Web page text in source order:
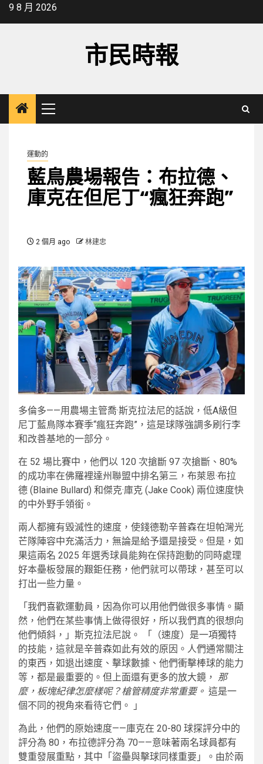
Skip9 8 月 2026
市民時報
Primary
Menu
運動的
藍鳥農場報告：布拉德、
庫克在但尼丁“瘋狂奔跑”
2 個月 ago 林建忠
多倫多——用農場主管喬·斯克拉法尼的話說，低A級但
尼丁藍鳥隊本賽季“瘋狂奔跑”，這是球隊強調多刷行李
和改善基地的一部分。
在 52 場比賽中，他們以 120 次搶斷 97 次搶斷、80%
的成功率在佛羅裡達州聯盟中排名第三，布萊恩·布拉
德 (Blaine Bullard) 和傑克·庫克 (Jake Cook) 兩位速度快
的中外野手領銜。
兩人都擁有毀滅性的速度，使錢德勒辛普森在坦帕灣光
芒隊陣容中充滿活力，無論是給予還是接受。但是，如
果這兩名 2025 年選秀球員能夠在保持跑動的同時處理
好本壘板發展的艱鉅任務，他們就可以帶球，甚至可以
打出一些力量。
「我們喜歡運動員，因為你可以用他們做很多事情。顯
然，他們在某些事情上做得很好，所以我們真的很想向
他們傾斜，」斯克拉法尼說。 「（速度）是一項獨特
的技能，這就是辛普森如此有效的原因。人們通常關注
的東西，如退出速度、擊球數據、他們衝擊棒球的能力
等，都是最重要的。但上面還有更多的放大鏡， 那
麼，板塊紀律怎麼樣呢？槍管精度非常重要。 這是一
個不同的視角來看待它們。 」
為此，他們的原始速度——庫克在 20-80 球探評分中的
評分為 80，布拉德評分為 70——意味著兩名球員都有
雙重發展重點，其中「盜壘與擊球同樣重要」。由於兩